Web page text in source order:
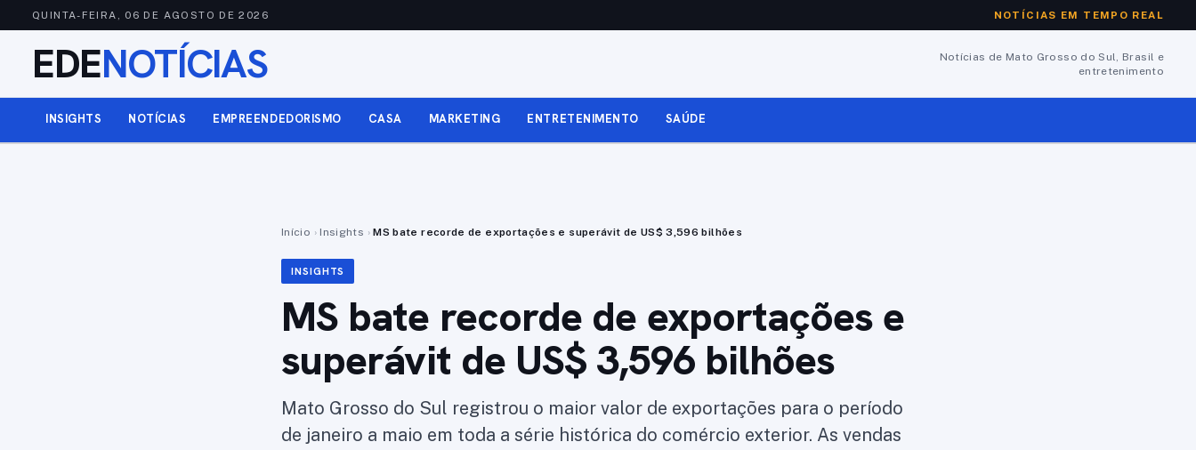
QUINTA-FEIRA, 06 DE AGOSTO DE 2026 NOTÍCIAS EM TEMPO REAL
EDENOTÍCIAS
Notícias de Mato Grosso do Sul, Brasil e
entretenimento
INSIGHTS NOTÍCIAS EMPREENDEDORISMO CASA MARKETING ENTRETENIMENTO SAÚDE
Início › Insights › MS bate recorde de exportações e superávit de US$ 3,596 bilhões
INSIGHTS
MS bate recorde de exportações e
superávit de US$ 3,596 bilhões
Mato Grosso do Sul registrou o maior valor de exportações para o período
de janeiro a maio em toda a série histórica do comércio exterior. As vendas